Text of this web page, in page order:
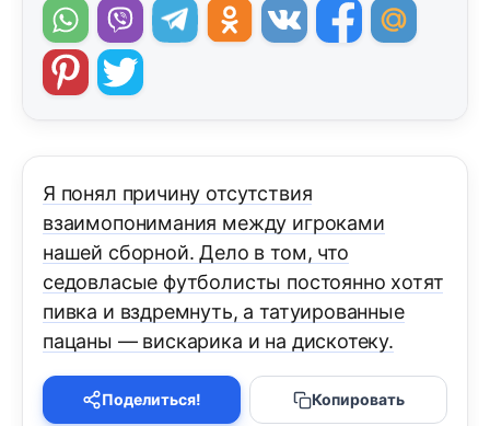
Я понял причину отсутствия
взаимопонимания между игроками
нашей сборной. Дело в том, что
седовласые футболисты постоянно хотят
пивка и вздремнуть, а татуированные
пацаны — вискарика и на дискотеку.
Поделиться! Копировать